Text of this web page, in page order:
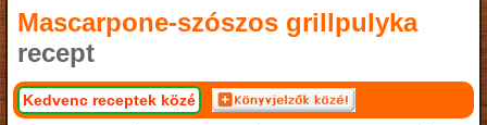
Mascarpone-szószos grillpulyka
recept
Kedvenc receptek közé